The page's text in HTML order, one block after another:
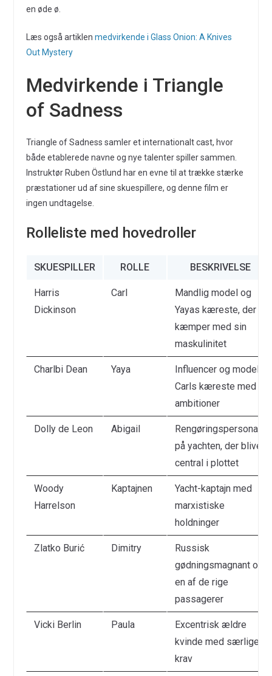
en øde ø.
Læs også artiklen medvirkende i Glass Onion: A Knives
Out Mystery
Medvirkende i Triangle
of Sadness
Triangle of Sadness samler et internationalt cast, hvor
både etablerede navne og nye talenter spiller sammen.
Instruktør Ruben Östlund har en evne til at trække stærke
præstationer ud af sine skuespillere, og denne film er
ingen undtagelse.
Rolleliste med hovedroller
SKUESPILLER ROLLE BESKRIVELSE
Harris
Dickinson
Carl
Mandlig model og
Yayas kæreste, der
kæmper med sin
maskulinitet
Charlbi Dean Yaya
Influencer og model,
Carls kæreste med
ambitioner
Dolly de Leon Abigail
Rengøringspersonale
på yachten, der bliver
central i plottet
Woody
Harrelson
Kaptajnen
Yacht-kaptajn med
marxistiske
holdninger
Zlatko Burić Dimitry
Russisk
gødningsmagnant og
en af de rige
passagerer
Vicki Berlin Paula
Excentrisk ældre
kvinde med særlige
krav